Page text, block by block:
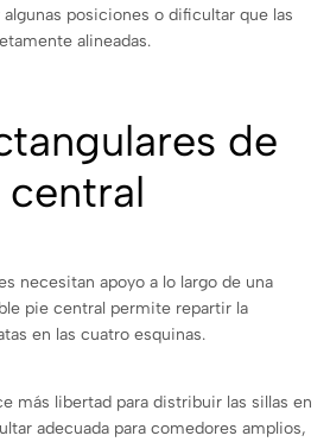
posiciones o dificultar que las
alineadas.
de
necesitan apoyo a lo largo de una
pie central permite repartir la
en las cuatro esquinas.
más libertad para distribuir las sillas en
adecuada para comedores amplios,